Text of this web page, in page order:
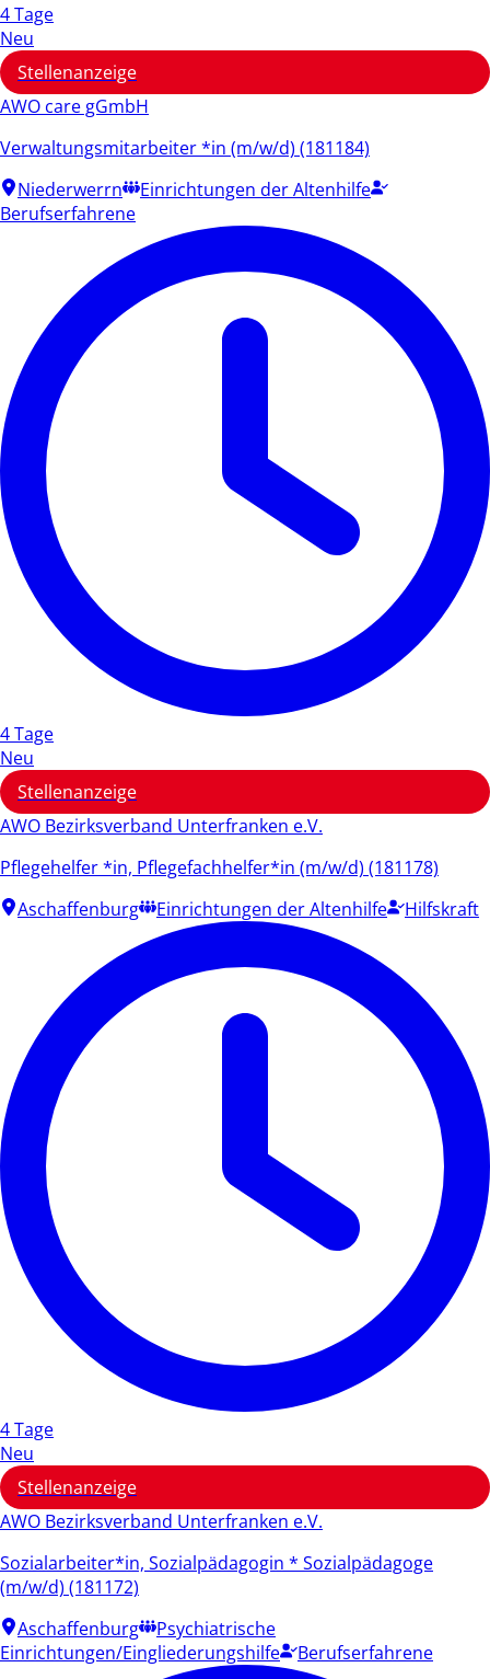
4 Tage
Neu
Stellenanzeige
AWO care gGmbH
Verwaltungsmitarbeiter *in (m/w/d) (181184)
Niederwerrn
Einrichtungen der Altenhilfe
Berufserfahrene
4 Tage
Neu
Stellenanzeige
AWO Bezirksverband Unterfranken e.V.
Pflegehelfer *in, Pflegefachhelfer*in (m/w/d) (181178)
Aschaffenburg
Einrichtungen der Altenhilfe Hilfskraft
4 Tage
Neu
Stellenanzeige
AWO Bezirksverband Unterfranken e.V.
Sozialarbeiter*in, Sozialpädagogin * Sozialpädagoge
(m/w/d) (181172)
Aschaffenburg
Psychiatrische
Einrichtungen/Eingliederungshilfe
Berufserfahrene